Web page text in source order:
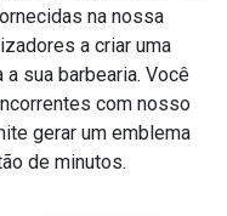
na nossa
a criar uma
sua barbearia. Você
com nosso
gerar um emblema
de minutos.